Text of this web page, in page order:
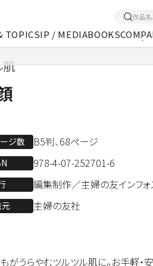
TOPICSIP / MEDIABOOKS
肌
ジ数 B5判、68ページ
978-4-07-252701-6
編集制作／主婦の友インフ
主婦の友社
うらやむツルツル肌に。お手軽・